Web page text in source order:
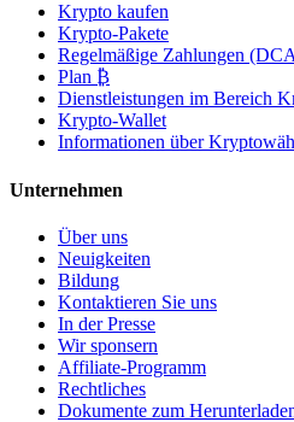
Krypto kaufen
Krypto-Pakete
Regelmäßige Zahlungen
Plan ₿
Dienstleistungen im Bereich
Krypto-Wallet
Informationen über
Unternehmen
Über uns
Neuigkeiten
Bildung
Kontaktieren Sie uns
In der Presse
Wir sponsern
Affiliate-Programm
Rechtliches
Dokumente zum